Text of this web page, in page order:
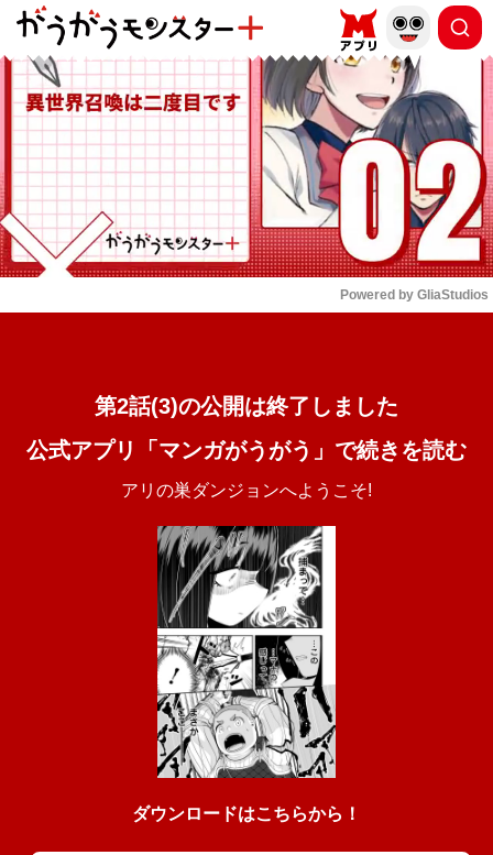
もっと読む
Powered by GliaStudios
第2話(3)の公開は終了しました
公式アプリ「マンガがうがう」で続きを読む
アリの巣ダンジョンへようこそ!
ダウンロードはこちらから！